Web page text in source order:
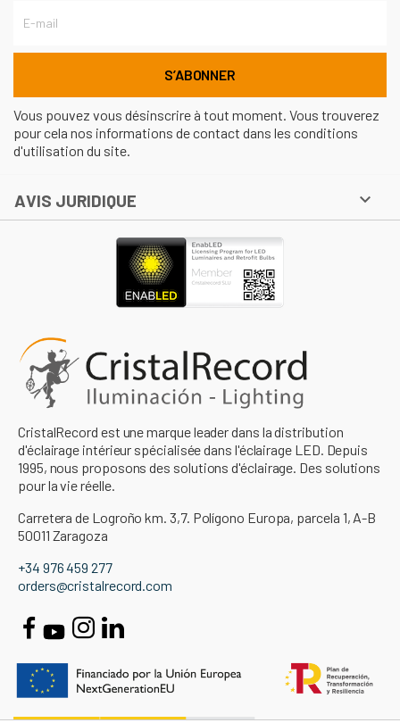
Vous pouvez vous désinscrire à tout moment. Vous trouverez
pour cela nos informations de contact dans les conditions
d'utilisation du site.
AVIS JURIDIQUE 
CristalRecord est une marque leader dans la distribution
d'éclairage intérieur spécialisée dans l'éclairage LED. Depuis
1995, nous proposons des solutions d'éclairage. Des solutions
pour la vie réelle.
Carretera de Logroño km. 3,7. Polígono Europa, parcela 1, A-B
50011 Zaragoza
+34 976 459 277
orders@cristalrecord.com